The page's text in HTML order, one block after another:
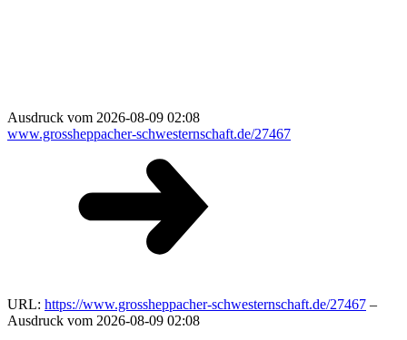
Ausdruck vom 2026-08-09 02:08
www.grossheppacher-schwesternschaft.de/27467
URL: https://www.grossheppacher-schwesternschaft.de/27467 –
Ausdruck vom 2026-08-09 02:08